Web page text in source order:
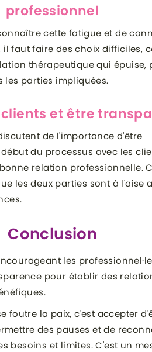
professionnel
cette fatigue et de
il faut faire des choix difficiles,
thérapeutique qui épuise,
les parties impliquées.
clients et être
de l'importance d'être
du processus avec les
relation professionnelle.
les deux parties sont à l'aise
Conclusion
les
pour établir des
foutre la paix, c'est accepter
des pauses et de
besoins et limites. C'est un